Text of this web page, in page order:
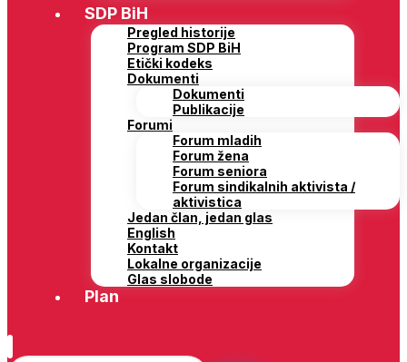
SDP BiH
Pregled historije
Program SDP BiH
Etički kodeks
Dokumenti
Dokumenti
Publikacije
Forumi
Forum mladih
Forum žena
Forum seniora
Forum sindikalnih aktivista /
aktivistica
Jedan član, jedan glas
English
Kontakt
Lokalne organizacije
Glas slobode
Plan